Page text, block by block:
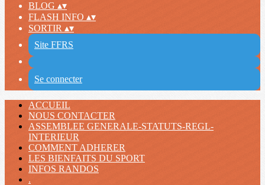
BLOG ▴▾
FLASH INFO ▴▾
SORTIR ▴▾
Site FFRS
Se connecter
ACCUEIL
NOUS CONTACTER
ASSEMBLEE GENERALE-STATUTS-REGL-
INTERIEUR
COMMENT ADHERER
LES BIENFAITS DU SPORT
INFOS RANDOS
.